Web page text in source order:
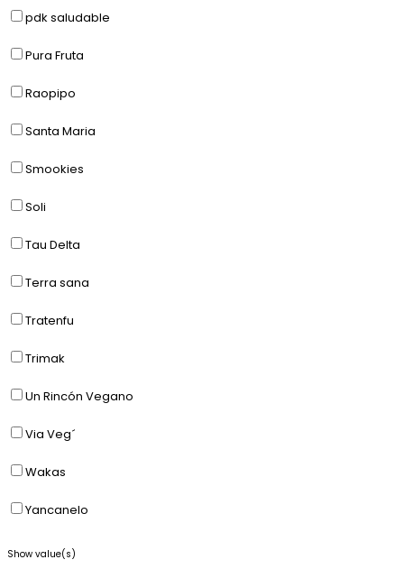
pdk saludable
Pura Fruta
Raopipo
Santa Maria
Smookies
Soli
Tau Delta
Terra sana
Tratenfu
Trimak
Un Rincón Vegano
Via Veg´
Wakas
Yancanelo
Show value(s)